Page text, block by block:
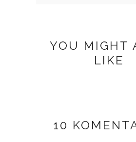
YOU MIGHT
LIKE
10